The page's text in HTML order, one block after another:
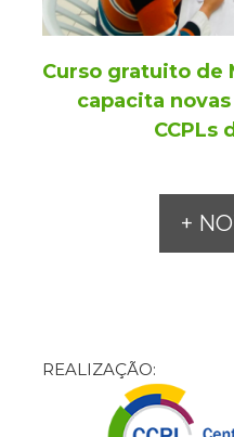
Curso gratuito de
capacita
CCPLs
+
REALIZAÇÃO: